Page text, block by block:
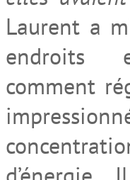
Laurent a
endroits
comment